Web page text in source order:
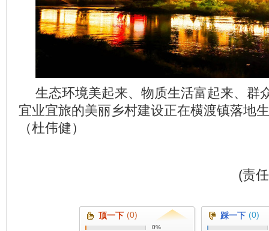
生态环境美起来、物质生活富起来、群
宜业宜旅的美丽乡村建设正在横渡镇落地
（杜伟健）
(责
顶一下 (0)
0%
踩一下 (0)